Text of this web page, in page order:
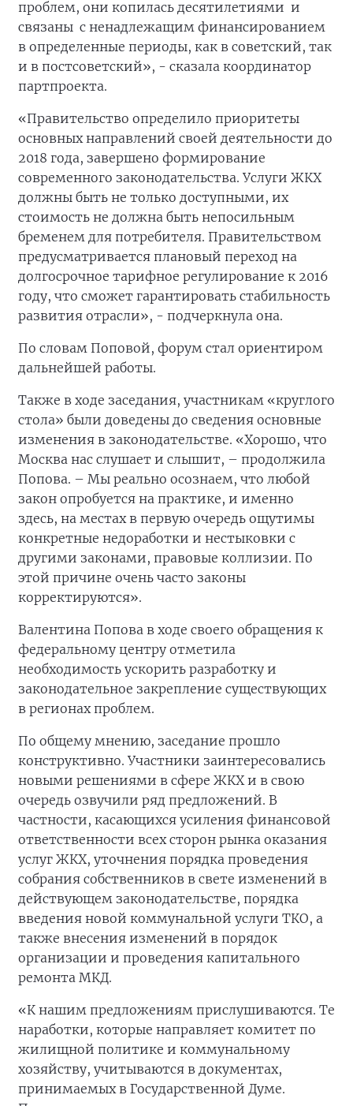
проблем, они копилась десятилетиями и
связаны с ненадлежащим финансированием
в определенные периоды, как в советский, так
и в постсоветский», - сказала координатор
партпроекта.
«Правительство определило приоритеты
основных направлений своей деятельности до
2018 года, завершено формирование
современного законодательства. Услуги ЖКХ
должны быть не только доступными, их
стоимость не должна быть непосильным
бременем для потребителя. Правительством
предусматривается плановый переход на
долгосрочное тарифное регулирование к 2016
году, что сможет гарантировать стабильность
развития отрасли», - подчеркнула она.
По словам Поповой, форум стал ориентиром
дальнейшей работы.
Также в ходе заседания, участникам «круглого
стола» были доведены до сведения основные
изменения в законодательстве. «Хорошо, что
Москва нас слушает и слышит, – продолжила
Попова. – Мы реально осознаем, что любой
закон опробуется на практике, и именно
здесь, на местах в первую очередь ощутимы
конкретные недоработки и нестыковки с
другими законами, правовые коллизии. По
этой причине очень часто законы
корректируются».
Валентина Попова в ходе своего обращения к
федеральному центру отметила
необходимость ускорить разработку и
законодательное закрепление существующих
в регионах проблем.
По общему мнению, заседание прошло
конструктивно. Участники заинтересовались
новыми решениями в сфере ЖКХ и в свою
очередь озвучили ряд предложений. В
частности, касающихся усиления финансовой
ответственности всех сторон рынка оказания
услуг ЖКХ, уточнения порядка проведения
собрания собственников в свете изменений в
действующем законодательстве, порядка
введения новой коммунальной услуги ТКО, а
также внесения изменений в порядок
организации и проведения капитального
ремонта МКД.
«К нашим предложениям прислушиваются. Те
наработки, которые направляет комитет по
жилищной политике и коммунальному
хозяйству, учитываются в документах,
принимаемых в Государственной Думе.